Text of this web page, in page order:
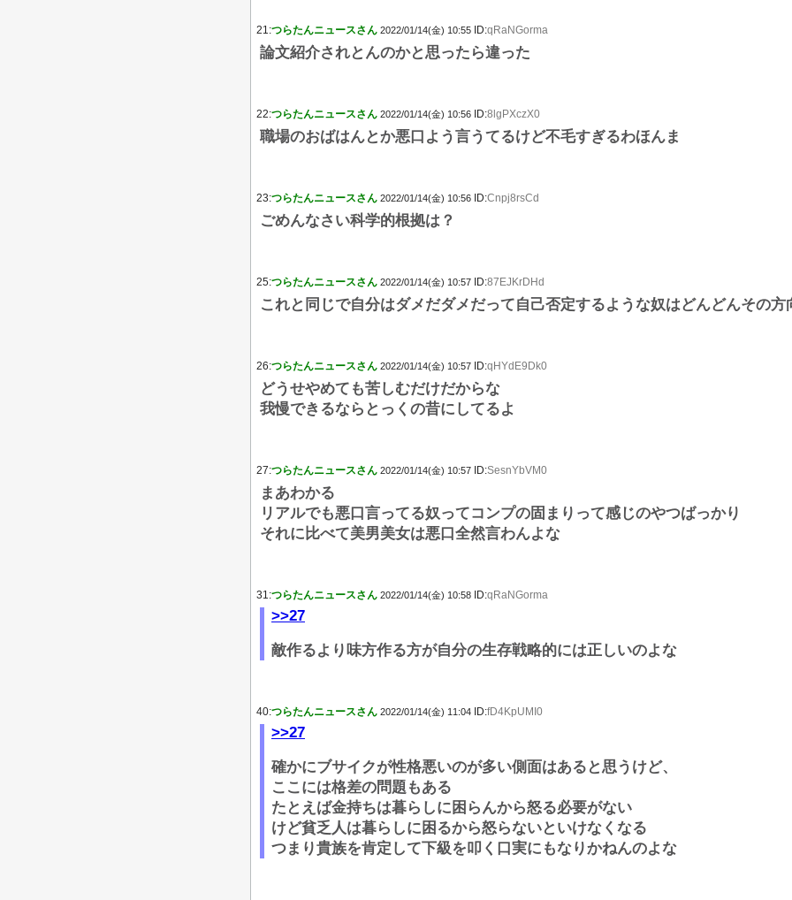
21:つらたんニュースさん 2022/01/14(金) 10:55 ID:qRaNGorma
論文紹介されとんのかと思ったら違った
22:つらたんニュースさん 2022/01/14(金) 10:56 ID:8lgPXczX0
職場のおばはんとか悪口よう言うてるけど不毛すぎるわほんま
23:つらたんニュースさん 2022/01/14(金) 10:56 ID:Cnpj8rsCd
ごめんなさい科学的根拠は？
25:つらたんニュースさん 2022/01/14(金) 10:57 ID:87EJKrDHd
これと同じで自分はダメだダメだって自己否定するような奴はどんどんその方
26:つらたんニュースさん 2022/01/14(金) 10:57 ID:qHYdE9Dk0
どうせやめても苦しむだけだからな
我慢できるならとっくの昔にしてるよ
27:つらたんニュースさん 2022/01/14(金) 10:57 ID:SesnYbVM0
まあわかる
リアルでも悪口言ってる奴ってコンプの固まりって感じのやつばっかり
それに比べて美男美女は悪口全然言わんよな
31:つらたんニュースさん 2022/01/14(金) 10:58 ID:qRaNGorma
>>27
敵作るより味方作る方が自分の生存戦略的には正しいのよな
40:つらたんニュースさん 2022/01/14(金) 11:04 ID:fD4KpUMI0
>>27
確かにブサイクが性格悪いのが多い側面はあると思うけど、
ここには格差の問題もある
たとえば金持ちは暮らしに困らんから怒る必要がない
けど貧乏人は暮らしに困るから怒らないといけなくなる
つまり貴族を肯定して下級を叩く口実にもなりかねんのよな